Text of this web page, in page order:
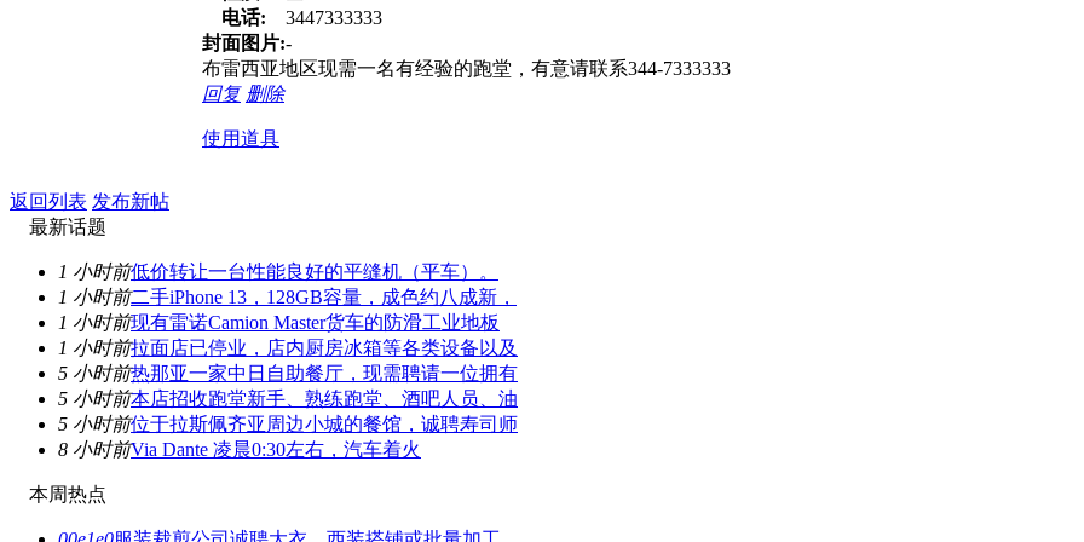
电话:
3447333333
封面图片:-
布雷西亚地区现需一名有经验的跑堂，有意请联系344-7333333
回复 删除
使用道具
返回列表 发布新帖
最新话题
1 小时前低价转让一台性能良好的平缝机（平车）。
1 小时前二手iPhone 13，128GB容量，成色约八成新，
1 小时前现有雷诺Camion Master货车的防滑工业地板
1 小时前拉面店已停业，店内厨房冰箱等各类设备以及
5 小时前热那亚一家中日自助餐厅，现需聘请一位拥有
5 小时前本店招收跑堂新手、熟练跑堂、酒吧人员、油
5 小时前位于拉斯佩齐亚周边小城的餐馆，诚聘寿司师
8 小时前Via Dante 凌晨0:30左右，汽车着火
本周热点